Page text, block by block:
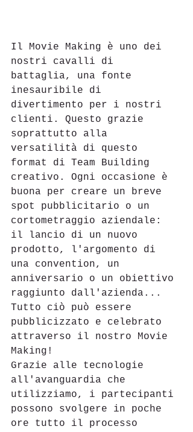
Il Movie Making è uno dei
nostri cavalli di
battaglia, una fonte
inesauribile di
divertimento per i nostri
clienti. Questo grazie
soprattutto alla
versatilità di questo
format di Team Building
creativo. Ogni occasione è
buona per creare un breve
spot pubblicitario o un
cortometraggio aziendale:
il lancio di un nuovo
prodotto, l'argomento di
una convention, un
anniversario o un obiettivo
raggiunto dall'azienda...
Tutto ciò può essere
pubblicizzato e celebrato
attraverso il nostro Movie
Making!
Grazie alle tecnologie
all'avanguardia che
utilizziamo, i partecipanti
possono svolgere in poche
ore tutto il processo